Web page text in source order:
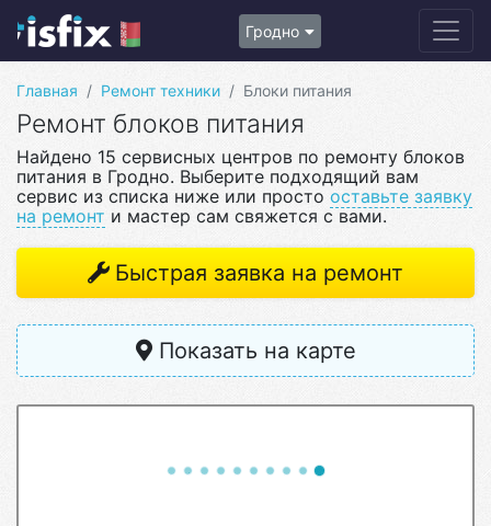
Гродно
Главная Ремонт техники Блоки питания
Ремонт блоков питания
Найдено 15 сервисных центров по ремонту блоков
питания в Гродно. Выберите подходящий вам
сервис из списка ниже или просто оставьте заявку
на ремонт и мастер сам свяжется с вами.
Быстрая заявка на ремонт
Показать на карте